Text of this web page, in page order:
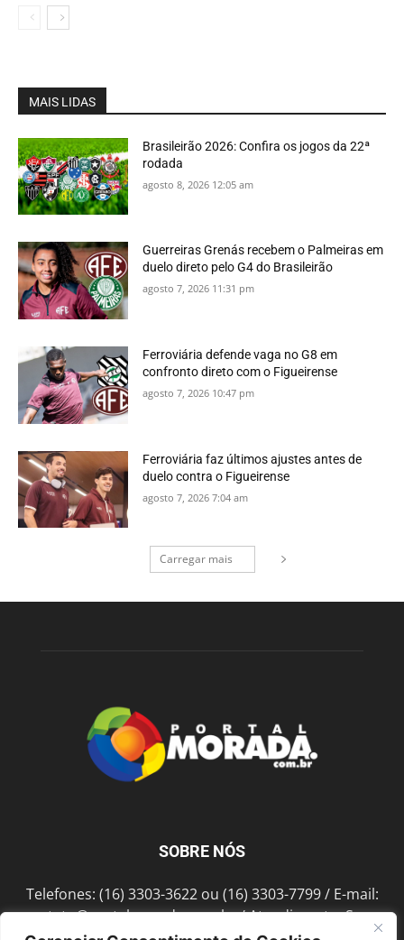
MAIS LIDAS
Brasileirão 2026: Confira os jogos da 22ª
rodada
agosto 8, 2026 12:05 am
Guerreiras Grenás recebem o Palmeiras em
duelo direto pelo G4 do Brasileirão
agosto 7, 2026 11:31 pm
Ferroviária defende vaga no G8 em
confronto direto com o Figueirense
agosto 7, 2026 10:47 pm
Ferroviária faz últimos ajustes antes de
duelo contra o Figueirense
agosto 7, 2026 7:04 am
Carregar mais
SOBRE NÓS
Telefones: (16) 3303-3622 ou (16) 3303-7799 / E-mail:
contato@portalmorada.com.br/ Atendimento: Seg a